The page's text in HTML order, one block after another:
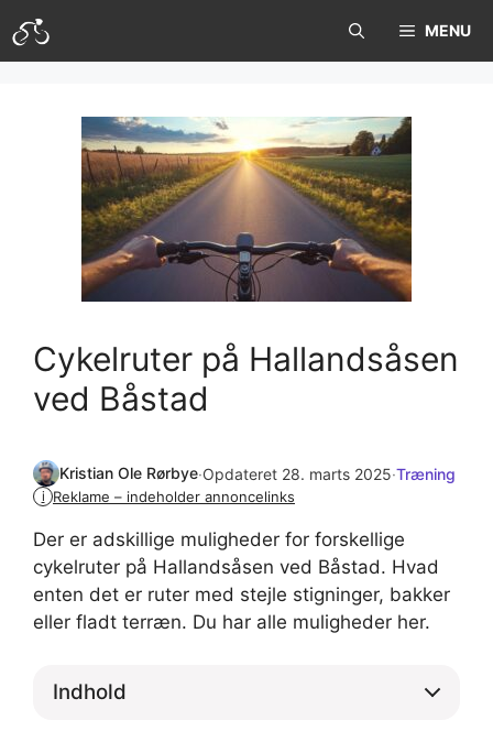
til
indhold
MENU
Cykelruter på Hallandsåsen
ved Båstad
Kristian Ole Rørbye·Opdateret 28. marts 2025·Træning
i Reklame – indeholder annoncelinks
Der er adskillige muligheder for forskellige
cykelruter på Hallandsåsen ved Båstad. Hvad
enten det er ruter med stejle stigninger, bakker
eller fladt terræn. Du har alle muligheder her.
Indhold